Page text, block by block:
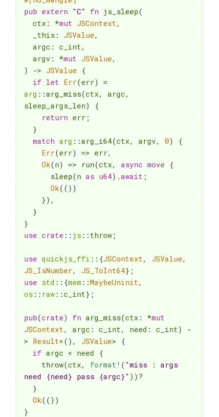
pub extern "C" fn js_sleep(
  ctx
: *mut JSContext ,
  _this
: JSValue,
  argc
: c_int ,
  argv
: *mut JSValue,
)
-> JSValue {
if let Err(err)
=
arg ::arg_miss(ctx, argc,
sleep_args_len)
{
return err ;
}
match arg ::arg_i64(ctx, argv, 0)
{
Err(err) => err,
Ok(n) => run(ctx, async move {
sleep(n as u64) .await ;
Ok( ( ) )
}) ,
}
}
use crate :: js :: throw ;
use quickjs_ffi :: {JSContext , JSValue,
JS_IsNumber, JS_ToInt64} ;
use std :: {mem ::MaybeUninit ,
os :: raw ::c_int } ;
pub(crate) fn arg_miss(ctx : *mut
JSContext , argc : c_int , need : c_int )
-
> Result< ( ) , JSValue> {
if argc < need {
throw(ctx, format! ( "miss : args
need {need} pass {argc}" ) ) ?
}
Ok( ( ) )
}